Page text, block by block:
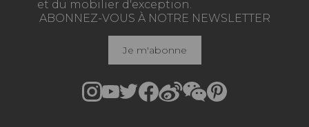
et du mobilier d'exception.
ABONNEZ-VOUS À NOTRE NEWSLETTER
Je m'abonne